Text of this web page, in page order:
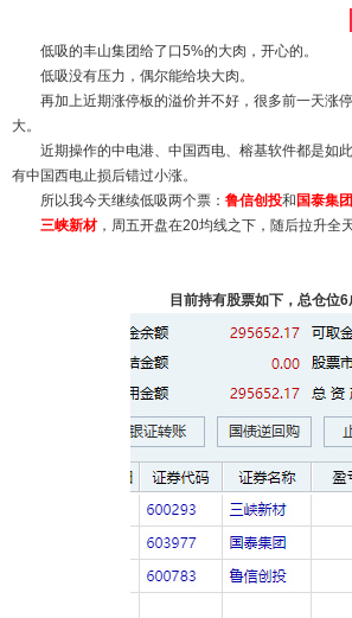
低吸的丰山集团给了口5%的大肉，开心的。
低吸没有压力，偶尔能给块大肉。
再加上近期涨停板的溢价并不好，很多前一天涨
大。
近期操作的中电港、中国西电、榕基软件都是如
有中国西电止损后错过小涨。
所以我今天继续低吸两个票： 鲁信创投和 国泰集团
三峡新材，周五开盘在20均线之下，随后拉升全
目前持有股票如下，总仓